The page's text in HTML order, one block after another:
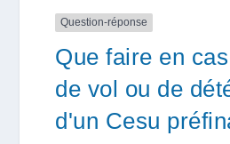
Question-réponse
Que faire en
de vol ou de
d'un Cesu